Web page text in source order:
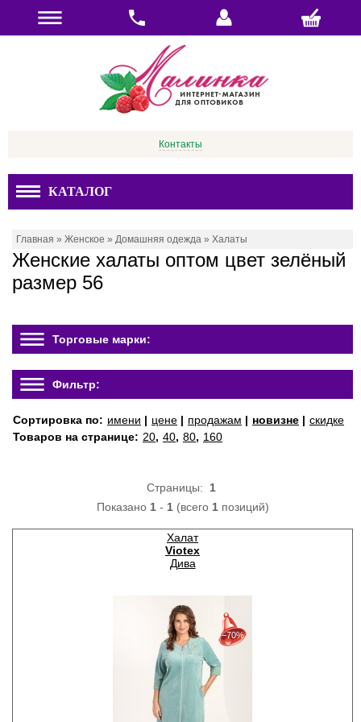
Контакты
КАТАЛОГ
Главная » Женское » Домашняя одежда » Халаты
Женские халаты оптом цвет зелёный
размер 56
Торговые марки:
Фильтр:
Сортировка по: имени | цене | продажам | новизне | скидке
Товаров на странице: 20, 40, 80, 160
Страницы: 1
Показано 1- 1(всего 1позиций)
Халат
Viotex
Дива
с 22-07-2026 по 28-07-2026
с 29-07-2026 по 04-08-2026
с 05-08-2026 по 11-08-2026
−70%